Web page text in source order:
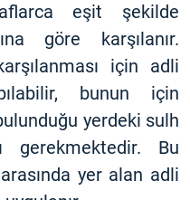
eşit şekilde
göre karşılanır.
için adli
bunun için
yerdeki sulh
gerekmektedir. Bu
yer alan adli